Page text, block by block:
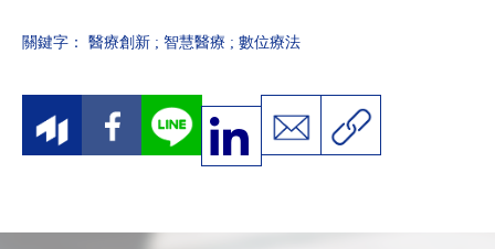
關鍵字： 醫療創新 ; 智慧醫療 ; 數位療法